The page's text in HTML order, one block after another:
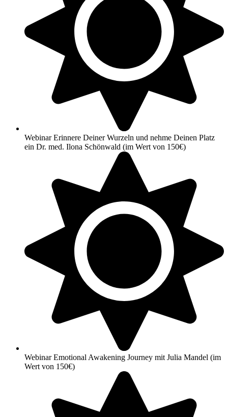
Webinar Erinnere Deiner Wurzeln und nehme Deinen Platz
ein Dr. med. Ilona Schönwald (im Wert von 150€)
Webinar Emotional Awakening Journey mit Julia Mandel (im
Wert von 150€)